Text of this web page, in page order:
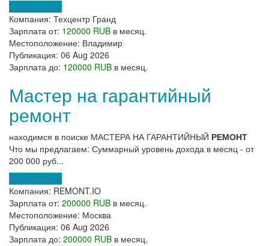
Откликнуться
Компания: Техцентр Гранд
Зарплата от: 120000 RUB в месяц.
Местоположение: Владимир
Публикация: 06 Aug 2026
Зарплата до: 120000 RUB в месяц.
Мастер на гарантийный
ремонт
находимся в поиске МАСТЕРА НА ГАРАНТИЙНЫЙ РЕМОНТ
Что мы предлагаем: Суммарный уровень дохода в месяц - от
200 000 руб...
Откликнуться
Компания: REMONT.IO
Зарплата от: 200000 RUB в месяц.
Местоположение: Москва
Публикация: 06 Aug 2026
Зарплата до: 200000 RUB в месяц.